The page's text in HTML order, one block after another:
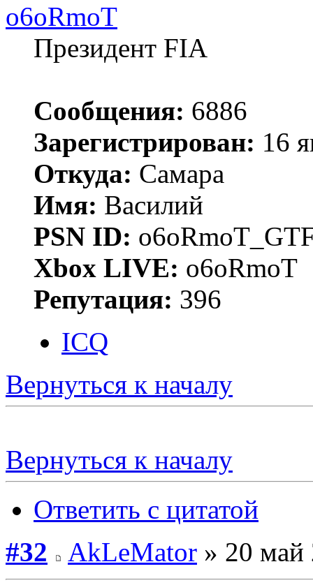
o6oRmoT
Президент FIA
Сообщения: 6886
Зарегистрирован: 16
Откуда: Самара
Имя: Василий
PSN ID:
Xbox LIVE: o6oRmoT
Репутация: 396
ICQ
Вернуться к началу
Вернуться к началу
Ответить с цитатой
#32
AkLeMator » 20 май